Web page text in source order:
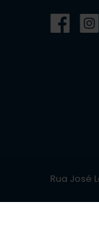
Rua José